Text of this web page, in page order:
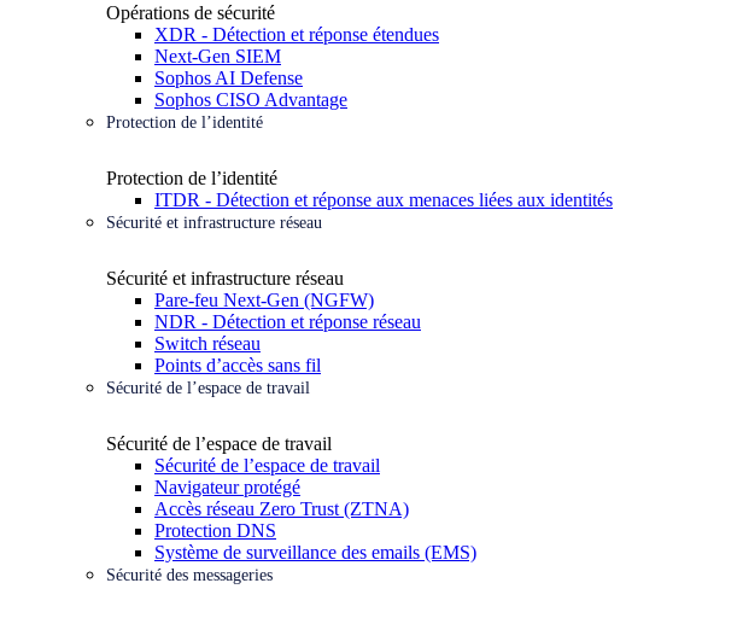
Opérations de sécurité
XDR - Détection et réponse étendues
Next-Gen SIEM
Sophos AI Defense
Sophos CISO Advantage
Protection de l’identité
Protection de l’identité
ITDR - Détection et réponse aux menaces liées aux identités
Sécurité et infrastructure réseau
Sécurité et infrastructure réseau
Pare-feu Next-Gen (NGFW)
NDR - Détection et réponse réseau
Switch réseau
Points d’accès sans fil
Sécurité de l’espace de travail
Sécurité de l’espace de travail
Sécurité de l’espace de travail
Navigateur protégé
Accès réseau Zero Trust (ZTNA)
Protection DNS
Système de surveillance des emails (EMS)
Sécurité des messageries